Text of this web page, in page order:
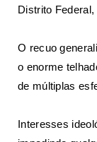
Distrito
O recuo
o enorme
de múltiplas
Interesses